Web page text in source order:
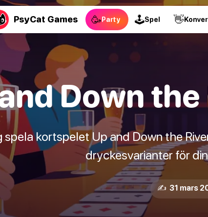
PsyCat Games 🥳Party 🕹Spel 👋
Down
spela kortspelet Up and Down the
dryckesvarianter för
✍️ 31 mars